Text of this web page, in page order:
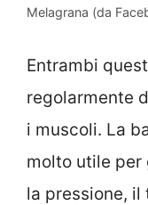
Melagrana (da
Entrambi
regolarmente
i muscoli. La
molto utile per
la pressione, il